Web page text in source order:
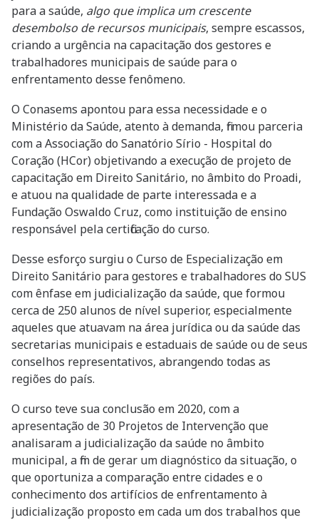
para a saúde, algo que implica um crescente
desembolso de recursos municipais, sempre escassos,
criando a urgência na capacitação dos gestores e
trabalhadores municipais de saúde para o
enfrentamento desse fenômeno.
O Conasems apontou para essa necessidade e o
Ministério da Saúde, atento à demanda, firmou parceria
com a Associação do Sanatório Sírio - Hospital do
Coração (HCor) objetivando a execução de projeto de
capacitação em Direito Sanitário, no âmbito do Proadi,
e atuou na qualidade de parte interessada e a
Fundação Oswaldo Cruz, como instituição de ensino
responsável pela certificação do curso.
Desse esforço surgiu o Curso de Especialização em
Direito Sanitário para gestores e trabalhadores do SUS
com ênfase em judicialização da saúde, que formou
cerca de 250 alunos de nível superior, especialmente
aqueles que atuavam na área jurídica ou da saúde das
secretarias municipais e estaduais de saúde ou de seus
conselhos representativos, abrangendo todas as
regiões do país.
O curso teve sua conclusão em 2020, com a
apresentação de 30 Projetos de Intervenção que
analisaram a judicialização da saúde no âmbito
municipal, a fim de gerar um diagnóstico da situação, o
que oportuniza a comparação entre cidades e o
conhecimento dos artifícios de enfrentamento à
judicialização proposto em cada um dos trabalhos que